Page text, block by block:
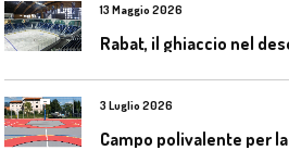
13 Maggio 2026
Rabat, il ghiaccio nel
3 Luglio 2026
Campo polivalente per